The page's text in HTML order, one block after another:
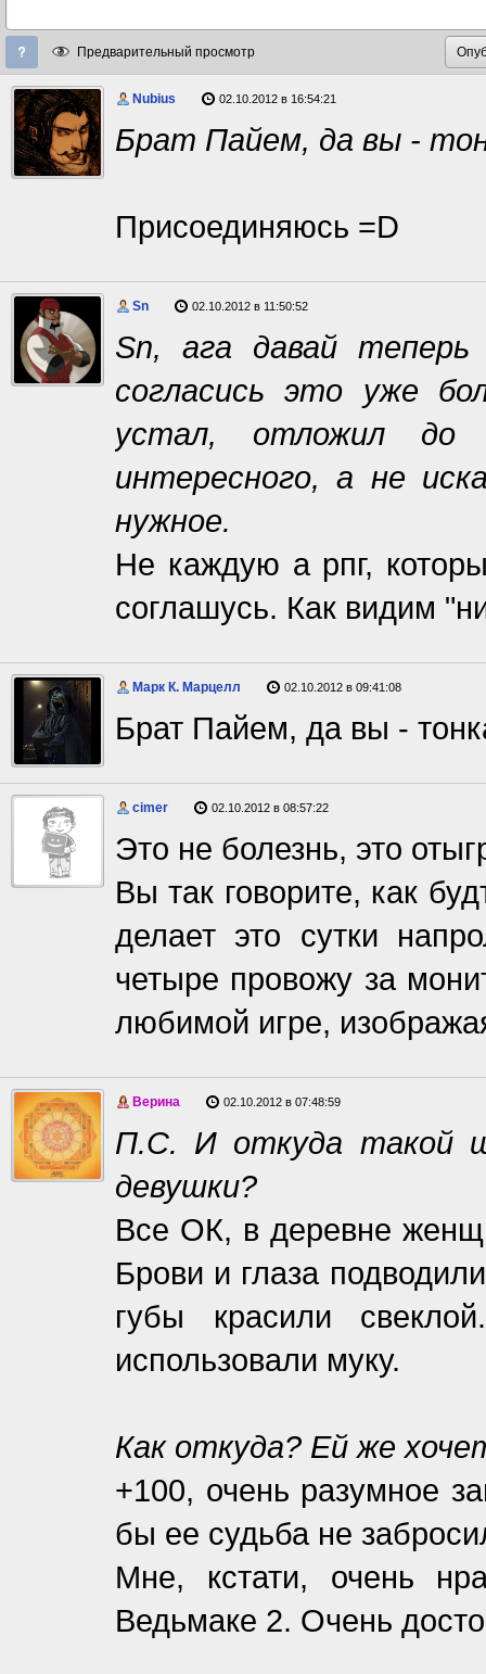
Предварительный просмотр
Nubius 02.10.2012 в 16:54:21
Брат Пайем, да вы -
Присоединяюсь =D
Sn 02.10.2012 в 11:50:52
Sn, ага давай
согласись это уже
устал, отложил до
интересного, а не
нужное.
Не каждую а рпг,
соглашусь. Как видим
Марк К. Марцелл 02.10.2012 в 09:41:08
Брат Пайем, да вы -
cimer 02.10.2012 в 08:57:22
Это не болезнь, это
Вы так говорите, как
делает это сутки
четыре провожу за
любимой игре,
Верина 02.10.2012 в 07:48:59
П.С. И откуда такой
девушки?
Все ОК, в деревне
Брови и глаза
губы красили
использовали муку.
Как откуда? Ей же
+100, очень разумное
бы ее судьба не
Мне, кстати, очень
Ведьмаке 2. Очень